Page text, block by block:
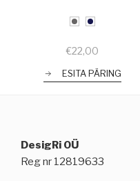
€22,00
ESITA PÄRING
DesigRi OÜ
Reg nr 12819633